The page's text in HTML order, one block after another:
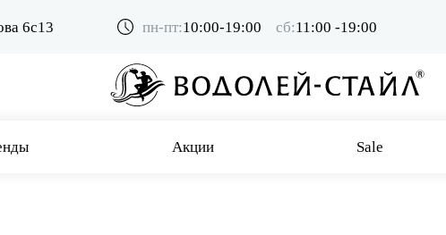
6с13 пн-пт:10:00-19:00 сб:11:00 -19:00
Акции Sale